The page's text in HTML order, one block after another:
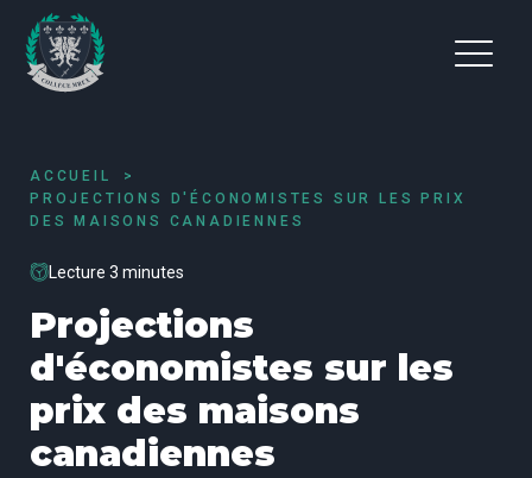
ACCUEIL
PROJECTIONS D'ÉCONOMISTES SUR LES PRIX
DES MAISONS CANADIENNES
Lecture 3 minutes
Projections
d'économistes sur les
prix des maisons
canadiennes